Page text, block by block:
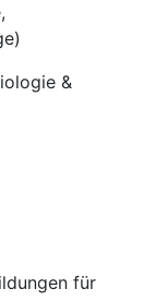
&
für